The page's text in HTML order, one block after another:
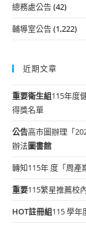
總務處公告(42)
輔導室公告(1,222)
近期文章
重要衛生組115年度
得獎名單
公告高市圖辦理「
辦法圖書館
轉知115年 度「周產
重要115繁星推薦校
HOT註冊組115 學年